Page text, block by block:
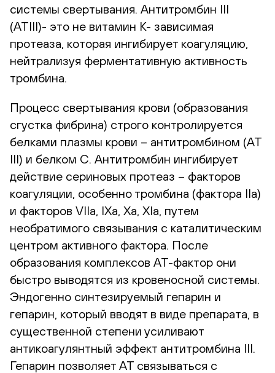
системы свертывания. Антитромбин III
(ATIII)- это не витамин К- зависимая
протеаза, которая ингибирует коагуляцию,
нейтрализуя ферментативную активность
тромбина.
Процесс свертывания крови (образования
сгустка фибрина) строго контролируется
белками плазмы крови – антитромбином (AT
III) и белком С. Антитромбин ингибирует
действие сериновых протеаз – факторов
коагуляции, особенно тромбина (фактора IIa)
и факторов VIIa, IXa, Xa, XIa, путем
необратимого связывания с каталитическим
центром активного фактора. После
образования комплексов АТ-фактор они
быстро выводятся из кровеносной системы.
Эндогенно синтезируемый гепарин и
гепарин, который вводят в виде препарата, в
существенной степени усиливают
антикоагулянтный эффект антитромбина III.
Гепарин позволяет AT связываться с